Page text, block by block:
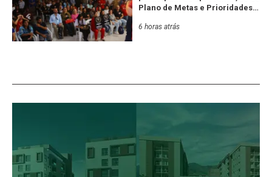
Plano de Metas e Prioridades
6 horas atrás